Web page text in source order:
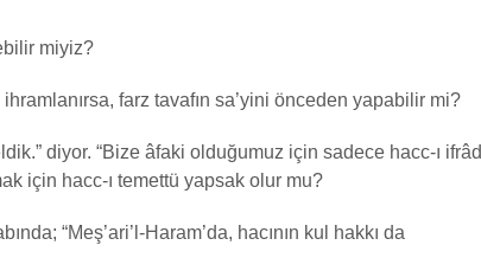
miyiz?
farz tavafın sa’yini önceden yapabilir mi?
diyor. “Bize âfaki olduğumuz için sadece hacc-ı ifrâd
için hacc-ı temettü yapsak olur mu?
“Meş’ari’l-Haram’da, hacının kul hakkı da